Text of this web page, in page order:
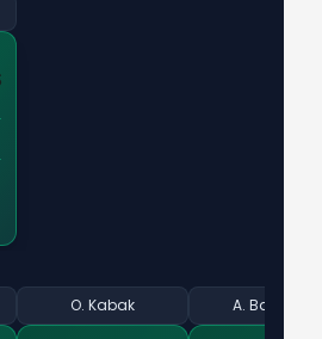
O. Kabak A. Bardakcı